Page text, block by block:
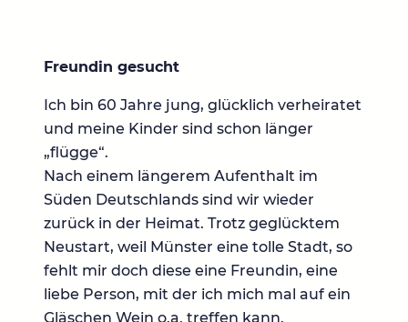
Freundin gesucht
Ich bin 60 Jahre jung, glücklich verheiratet
und meine Kinder sind schon länger
„flügge“.
Nach einem längerem Aufenthalt im
Süden Deutschlands sind wir wieder
zurück in der Heimat. Trotz geglücktem
Neustart, weil Münster eine tolle Stadt, so
fehlt mir doch diese eine Freundin, eine
liebe Person, mit der ich mich mal auf ein
Gläschen Wein o.a. treffen kann.